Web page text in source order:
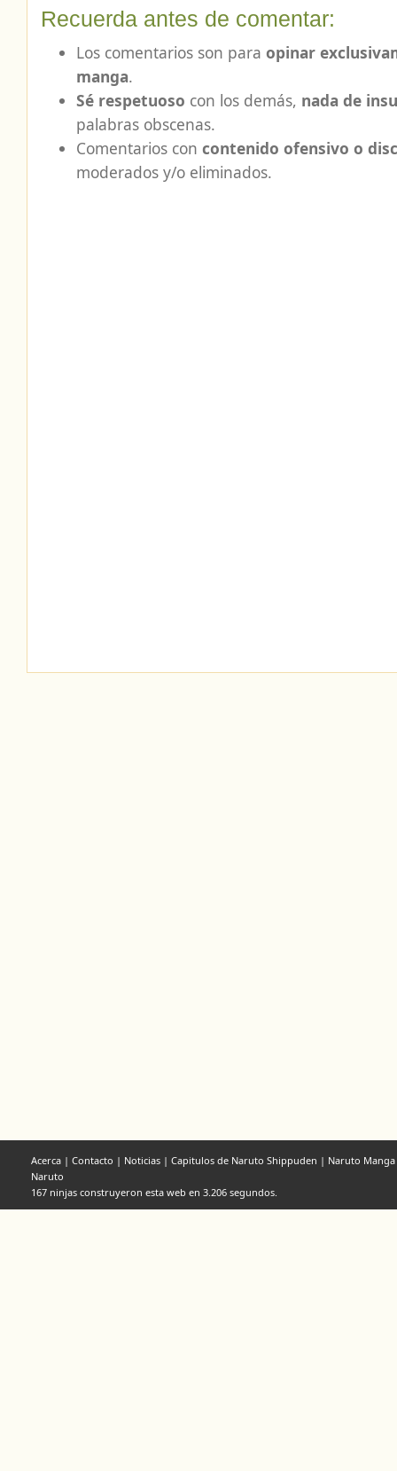
Recuerda antes de comentar:
Los comentarios son para opinar
manga.
Sé respetuoso con los demás, nada de
palabras obscenas.
Comentarios con contenido ofensivo o
moderados y/o eliminados.
Acerca | Contacto | Noticias | Capitulos de Naruto Shippuden | Naruto Manga
Naruto
167 ninjas construyeron esta web en 3.206 segundos.